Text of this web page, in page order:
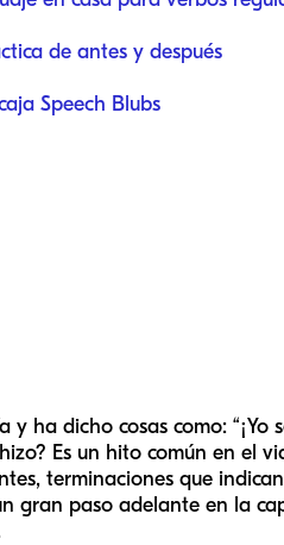
de antes y después
Speech Blubs
ha dicho cosas como: “¡Yo
Es un hito común en el
terminaciones que
gran paso adelante en la